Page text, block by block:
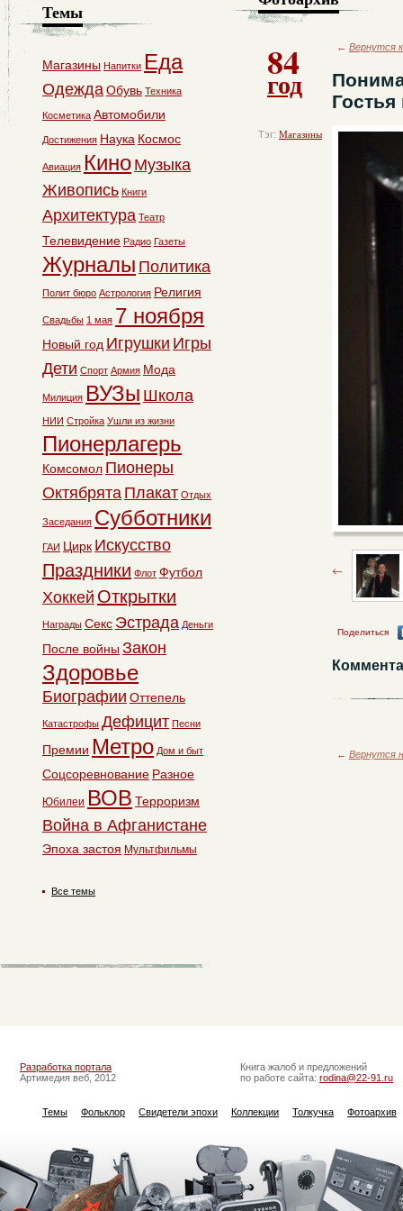
84
год
Тэг: Магазины
← Вернутся
Поделиться
← Вернутся
Темы
Магазины Напитки Еда
ОдеждаОбувь Техника
Косметика Автомобили
Достижения Наука Космос
Авиация Кино Музыка
Живопись Книги
Архитектура Театр
Телевидение Радио Газеты
Журналы Политика
Полит бюро Астрология Религия
Свадьбы 1 мая 7 ноября
Новый год Игрушки Игры
Дети Спорт Армия Мода
Милиция ВУЗы Школа
НИИ Стройка Ушли из жизни
Пионерлагерь
Комсомол Пионеры
Октябрята Плакат Отдых
Заседания Субботники
ГАИ Цирк Искусство
Праздники Флот Футбол
Хоккей Открытки
Награды Секс Эстрада Деньги
После войны Закон
Здоровье
Биографии Оттепель
Катастрофы Дефицит Песни
Премии Метро Дом и быт
Соцсоревнование Разное
Юбилеи ВОВ Терроризм
Война в Афганистане
Эпоха застоя Мультфильмы
Все темы
Разработка портала
Артимедия веб, 2012
Книга жалоб и предложений
по работе сайта: rodina@22-91.ru
Темы Фольклор Свидетели эпохи Коллекции Толкучка Фотоархив